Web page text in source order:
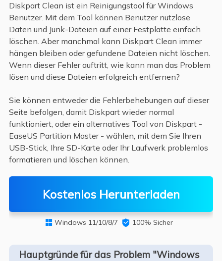
Diskpart Clean ist ein Reinigungstool für Windows
Benutzer. Mit dem Tool können Benutzer nutzlose
Daten und Junk-Dateien auf einer Festplatte einfach
löschen. Aber manchmal kann Diskpart Clean immer
hängen bleiben oder gefundene Dateien nicht löschen.
Wenn dieser Fehler auftritt, wie kann man das Problem
lösen und diese Dateien erfolgreich entfernen?
Sie können entweder die Fehlerbehebungen auf dieser
Seite befolgen, damit Diskpart wieder normal
funktioniert, oder ein alternatives Tool von Diskpart -
EaseUS Partition Master - wählen, mit dem Sie Ihren
USB-Stick, Ihre SD-Karte oder Ihr Laufwerk problemlos
formatieren und löschen können.
Kostenlos Herunterladen
 Windows 11/10/8/7  100% Sicher
Hauptgründe für das Problem "Windows